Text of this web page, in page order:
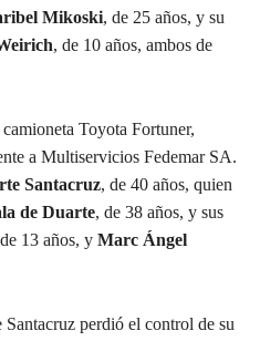
Mikoski, de 25 años, y su
, de 10 años, ambos de
Toyota Fortuner,
a Multiservicios Fedemar SA.
Santacruz, de 40 años, quien
de Duarte, de 38 años, y sus
13 años, y Marc Ángel
perdió el control de su